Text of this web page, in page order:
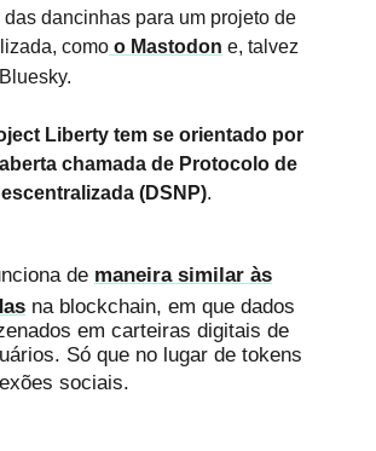
dancinhas para um projeto de
como o Mastodon e, talvez
Liberty tem se orientado por
chamada de Protocolo de
(DSNP).
de maneira similar às
na blockchain, em que dados
em carteiras digitais de
Só que no lugar de tokens
sociais.